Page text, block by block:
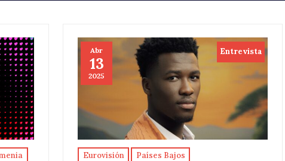
Abr
13
2025
Entrevista
Eurovisión Países Bajos